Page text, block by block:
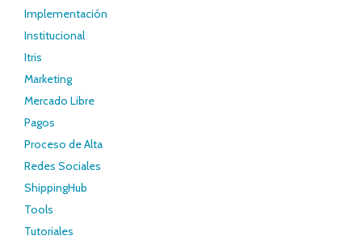
Implementación
Institucional
Itris
Marketing
Mercado Libre
Pagos
Proceso de Alta
Redes Sociales
ShippingHub
Tools
Tutoriales